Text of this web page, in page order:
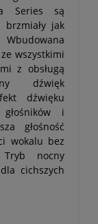
Series są
brzmiały jak
wszystkimi
z obsługą
dźwięk
dźwięku
i
głośność
wokalu bez
Tryb nocny
cichszych